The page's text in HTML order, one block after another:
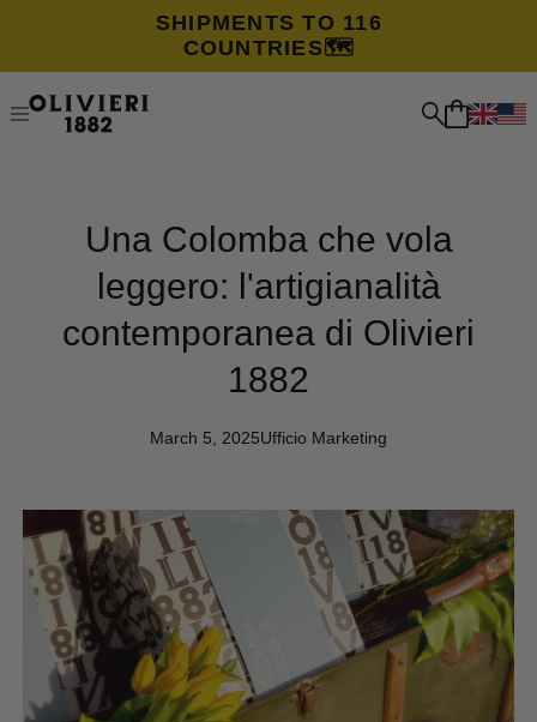
SHIPMENTS TO 116
COUNTRIES🗺️
Una Colomba che vola
leggero: l'artigianalità
contemporanea di Olivieri
1882
March 5, 2025Ufficio Marketing